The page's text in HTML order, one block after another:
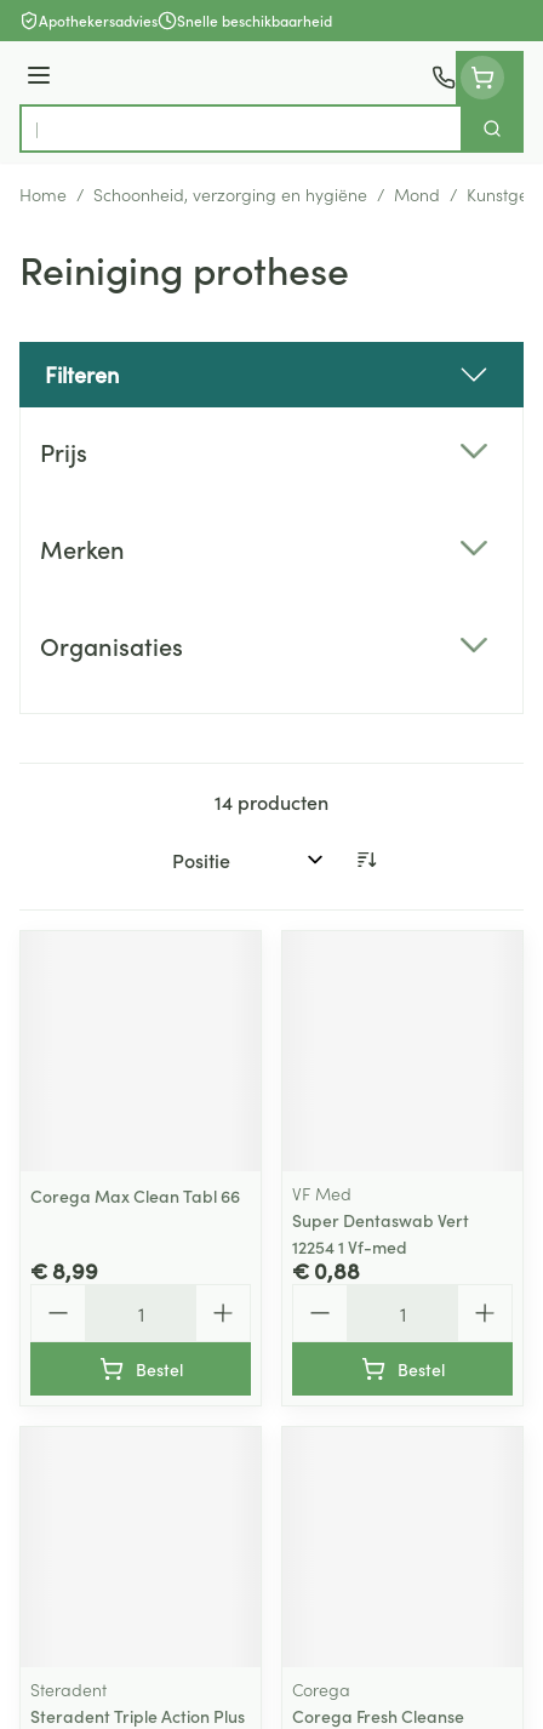
Ga naar de inhoud
Apothekersadvies Snelle beschikbaarheid
Menu
Product, merk, categorie...
Zoek
Home / Schoonheid, verzorging en hygiëne / Mond /
Reiniging prothese
Filteren
Prijs
Merken
Organisaties
14 producten
Sorteer op:
Corega Max Clean Tabl 66
€ 8,99
Bestel
VF Med
Super Dentaswab Vert
12254 1 Vf-med
€ 0,88
Bestel
Steradent
Steradent Triple Action Plus
Corega
Corega Fresh Cleanse